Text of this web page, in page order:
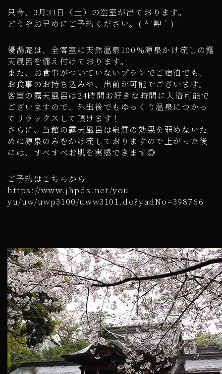
只今、3月31日（土）の空室が出ております。
どうぞお早めにご予約ください。( *´艸｀)
優湯庵は、全客室に天然温泉100％源泉かけ流しの露
天風呂を備え付けております。
また、お食事がついていないプランでご宿泊でも、
お食事のお持ち込みや、出前が可能でございます。
客室の露天風呂は24時間お好きな時間に入浴可能で
ございますので、外出後でもゆっくり温泉につかっ
てリラックスして頂けます！
さらに、当館の露天風呂は泉質の効果を弱めないた
めに源泉のみをかけ流しておりますので上がった後
には、すべすべお肌を実感できます◎
ご予約はこちらから
https://www.jhpds.net/you-
yu/uw/uwp3100/uww3101.do?yadNo=398766